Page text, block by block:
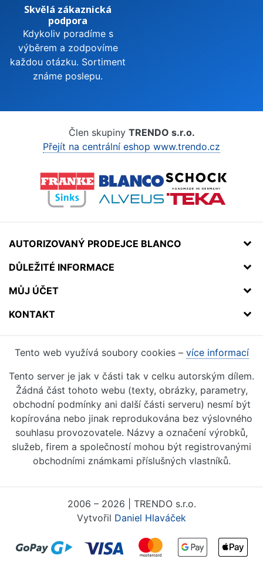
Skvělá zákaznická
podpora
Kdykoliv poradíme s
výběrem a zodpovíme
každou otázku. Sortiment
známe poslepu.
Člen skupiny TRENDO s.r.o.
Přejít na centrální eshop www.trendo.cz
AUTORIZOVANÝ PRODEJCE BLANCO
DŮLEŽITÉ INFORMACE
MŮJ ÚČET
KONTAKT
Tento web využívá soubory cookies – více informací
Tento server je jak v části tak v celku autorským dílem.
Žádná část tohoto webu (texty, obrázky, parametry,
obchodní podmínky ani další části serveru) nesmí být
kopírována nebo jinak reprodukována bez výslovného
souhlasu provozovatele. Názvy a označení výrobků,
služeb, firem a společností mohou být registrovanými
obchodními známkami příslušných vlastníků.
2006 – 2026 | TRENDO s.r.o.
Vytvořil Daniel Hlaváček